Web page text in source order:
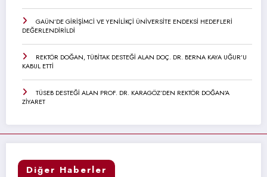
GAÜN’DE GİRİŞİMCİ VE YENİLİKÇİ ÜNİVERSİTE ENDEKSİ HEDEFLERİ
DEĞERLENDİRİLDİ
REKTÖR DOĞAN, TÜBİTAK DESTEĞİ ALAN DOÇ. DR. BERNA KAYA UĞUR’U
KABUL ETTİ
TÜSEB DESTEĞİ ALAN PROF. DR. KARAGÖZ’DEN REKTÖR DOĞAN’A
ZİYARET
Diğer Haberler